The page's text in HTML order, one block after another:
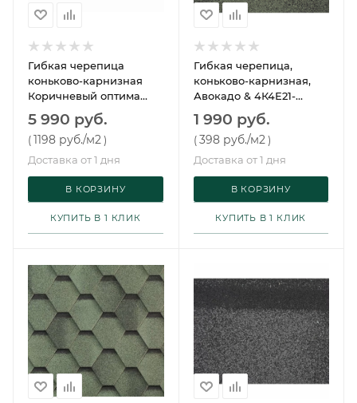
Гибкая черепица
коньково-карнизная
Коричневый оптима
Технониколь
5 990 руб.
(1198 руб./м2 )
Доставка от 1 дня
В КОРЗИНУ
КУПИТЬ В 1 КЛИК
Гибкая черепица,
коньково-карнизная,
Авокадо & 4К4Е21-
ТЕХНОНИКОЛЬ
ОСТАТКИ
1 990 руб.
(398 руб./м2 )
Доставка от 1 дня
В КОРЗИНУ
КУПИТЬ В 1 КЛИК